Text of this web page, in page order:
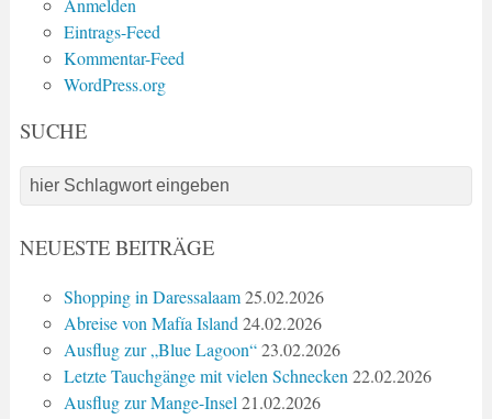
Eintrags-Feed
Kommentar-Feed
WordPress.org
SUCHE
NEUESTE BEITRÄGE
Shopping in Daressalaam 25.02.2026
Abreise von Mafía Island 24.02.2026
Ausflug zur „Blue Lagoon“ 23.02.2026
Letzte Tauchgänge mit vielen Schnecken 22.02.2026
Ausflug zur Mange-Insel 21.02.2026